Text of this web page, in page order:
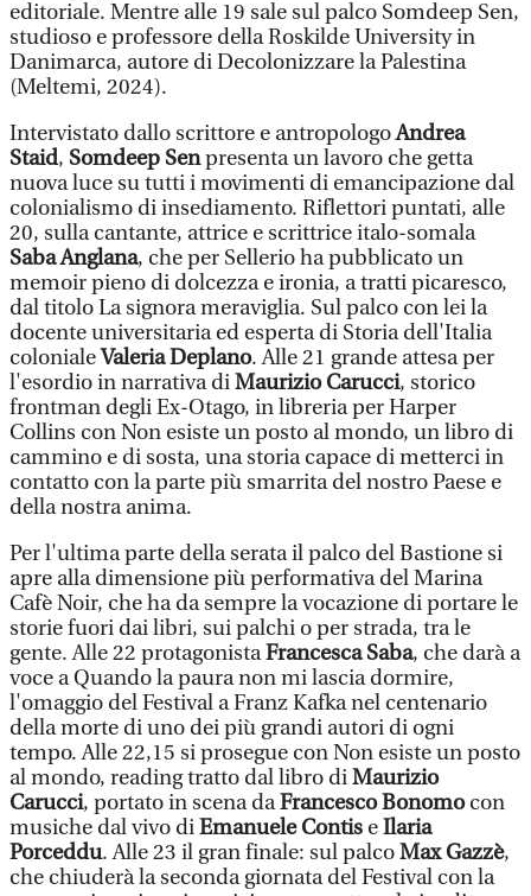
editoriale. Mentre alle 19 sale sul palco Somdeep Sen,
studioso e professore della Roskilde University in
Danimarca, autore di Decolonizzare la Palestina
(Meltemi, 2024).
Intervistato dallo scrittore e antropologoAndrea
Staid, Somdeep Senpresenta un lavoro che getta
nuova luce su tutti i movimenti di emancipazione dal
colonialismo di insediamento. Riflettori puntati, alle
20, sulla cantante, attrice e scrittrice italo-somala
Saba Anglana, che per Sellerio ha pubblicato un
memoir pieno di dolcezza e ironia, a tratti picaresco,
dal titolo La signora meraviglia. Sul palco con lei la
docente universitaria ed esperta di Storia dell'Italia
colonialeValeria Deplano. Alle 21 grande attesa per
l'esordio in narrativa diMaurizio Carucci, storico
frontman degli Ex-Otago, in libreria per Harper
Collins con Non esiste un posto al mondo, un libro di
cammino e di sosta, una storia capace di metterci in
contatto con la parte più smarrita del nostro Paese e
della nostra anima.
Per l'ultima parte della serata il palco del Bastione si
apre alla dimensione più performativa del Marina
Cafè Noir, che ha da sempre la vocazione di portare le
storie fuori dai libri, sui palchi o per strada, tra le
gente. Alle 22 protagonistaFrancesca Saba, che darà a
voce a Quando la paura non mi lascia dormire,
l'omaggio del Festival a Franz Kafka nel centenario
della morte di uno dei più grandi autori di ogni
tempo. Alle 22,15 si prosegue con Non esiste un posto
al mondo, reading tratto dal libro diMaurizio
Carucci, portato in scena daFrancesco Bonomocon
musiche dal vivo diEmanuele Contis eIlaria
Porceddu. Alle 23 il gran finale: sul palcoMax Gazzè,
che chiuderà la seconda giornata del Festival con la